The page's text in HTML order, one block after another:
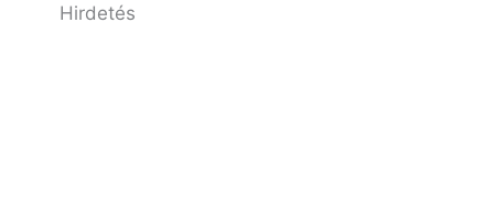
Hirdetés